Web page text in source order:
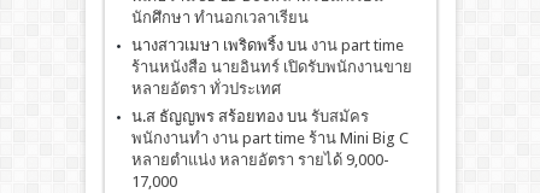
นักศึกษา ทำนอกเวลาเรียน
นางสาวเมษา เพริดพริ้งบน งาน part time
ร้านหนังสือ นายอินทร์ เปิดรับพนักงานขาย
หลายอัตรา ทั่วประเทศ
น.ส ธัญญพร สร้อยทองบน รับสมัคร
พนักงานทำ งาน part time ร้าน Mini Big C
หลายตำแน่ง หลายอัตรา รายได้ 9,000-
17,000